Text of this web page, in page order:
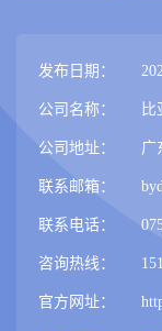
发布日期：
公司名称： 比
公司地址： 广
联系邮箱：
联系电话：
咨询热线：
官方网址：